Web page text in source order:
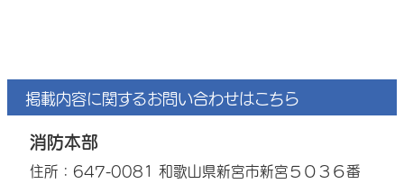
掲載内容に関するお問い合わせはこちら
消防本部
住所：647-0081 和歌山県新宮市新宮５０３６番